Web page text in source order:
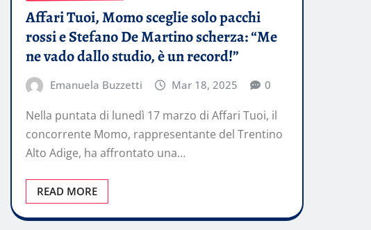
Affari Tuoi, Momo sceglie solo pacchi
rossi e Stefano De Martino scherza: “Me
ne vado dallo studio, è un record!”
Emanuela Buzzetti Mar 18, 2025 0
Nella puntata di lunedì 17 marzo di Affari Tuoi, il
concorrente Momo, rappresentante del Trentino
Alto Adige, ha affrontato una…
READ MORE